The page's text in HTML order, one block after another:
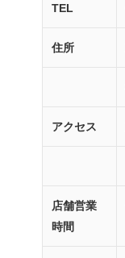
TEL
住所
アクセス
店舗営業
時間